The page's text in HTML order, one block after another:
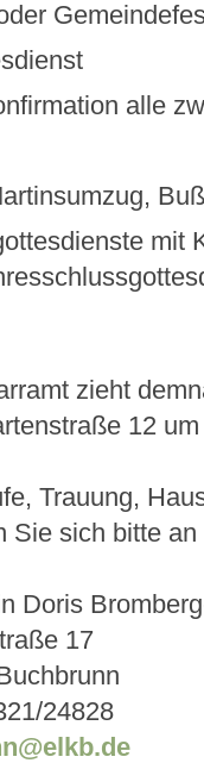
alle
mit
zieht
12 um
Trauung,
Sie sich bitte an
Doris
17
24828